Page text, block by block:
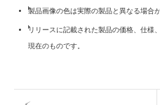
製品画像の色は実際の製品と異なる場合
リリースに記載された製品の価格、仕様
現在のものです。